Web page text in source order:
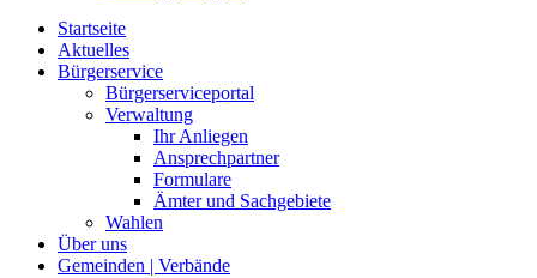
Startseite
Aktuelles
Bürgerservice
Bürgerserviceportal
Verwaltung
Ihr Anliegen
Ansprechpartner
Formulare
Ämter und Sachgebiete
Wahlen
Über uns
Gemeinden | Verbände